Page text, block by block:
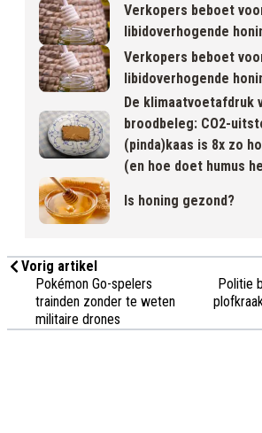
Verkopers beboet
libidoverhogende
Verkopers beboet
libidoverhogende
De klimaatvoetafdruk
broodbeleg: CO2-
(pinda)kaas is 8x zo
(en hoe doet humus
Is honing gezond?
Vorig artikel
Pokémon Go-spelers
trainden zonder te weten
militaire drones
Politie